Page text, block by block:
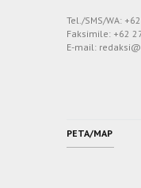
Tel./SMS/WA:
Faksimile: +62
E-mail:
PETA/MAP